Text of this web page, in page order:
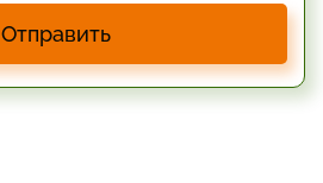
Отправить